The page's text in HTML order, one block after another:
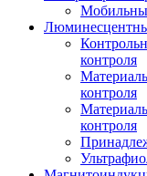
контроля
контроля
контроля